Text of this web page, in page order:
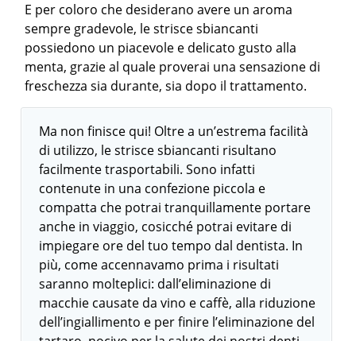
E per coloro che desiderano avere un aroma
sempre gradevole, le strisce sbiancanti
possiedono un piacevole e delicato gusto alla
menta, grazie al quale proverai una sensazione di
freschezza sia durante, sia dopo il trattamento.
Ma non finisce qui! Oltre a un’estrema facilità
di utilizzo, le strisce sbiancanti risultano
facilmente trasportabili. Sono infatti
contenute in una confezione piccola e
compatta che potrai tranquillamente portare
anche in viaggio, cosicché potrai evitare di
impiegare ore del tuo tempo dal dentista. In
più, come accennavamo prima i risultati
saranno molteplici: dall’eliminazione di
macchie causate da vino e caffè, alla riduzione
dell’ingiallimento e per finire l’eliminazione del